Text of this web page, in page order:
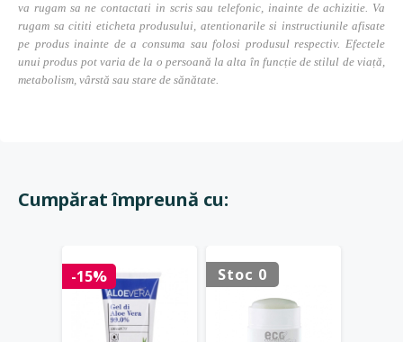
va rugam sa ne contactati in scris sau telefonic, inainte de achizitie. Va
rugam sa cititi eticheta produsului, atentionarile si instructiunile afisate
pe produs inainte de a consuma sau folosi produsul respectiv. Efectele
unui produs pot varia de la o persoană la alta în funcție de stilul de viață,
metabolism, vârstă sau stare de sănătate.
Cumpărat împreună cu:
-15% Stoc 0